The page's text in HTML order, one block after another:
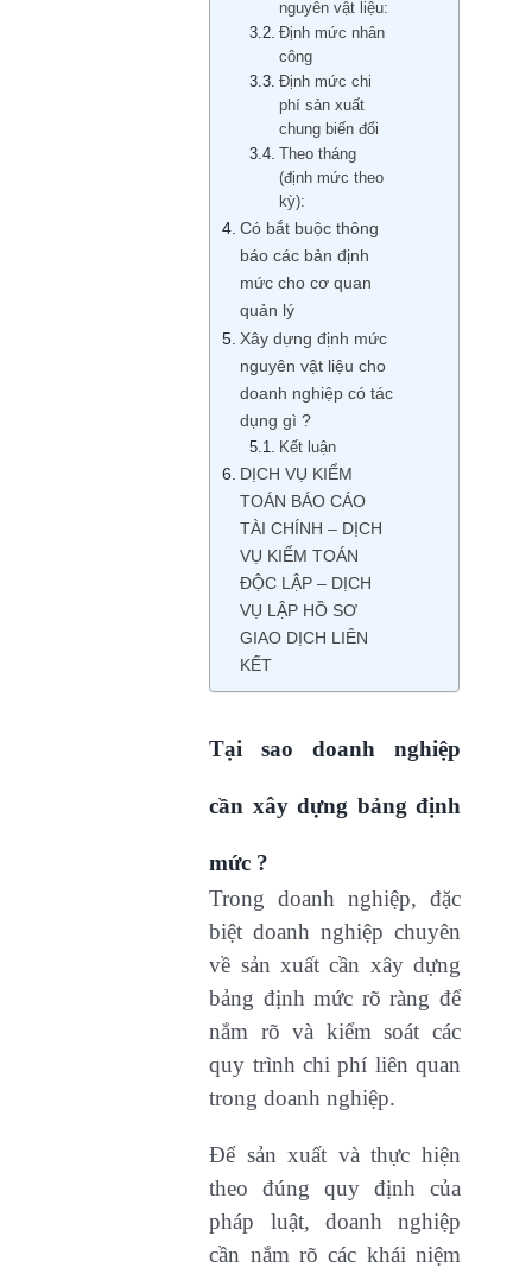
nguyên vật liệu:
Định mức nhân
công
Định mức chi
phí sản xuất
chung biến đổi
Theo tháng
(định mức theo
kỳ):
Có bắt buộc thông
báo các bản định
mức cho cơ quan
quản lý
Xây dựng định mức
nguyên vật liệu cho
doanh nghiệp có tác
dụng gì ?
Kết luận
DỊCH VỤ KIỂM
TOÁN BÁO CÁO
TÀI CHÍNH – DỊCH
VỤ KIỂM TOÁN
ĐỘC LẬP – DỊCH
VỤ LẬP HỒ SƠ
GIAO DỊCH LIÊN
KẾT
Tại sao doanh nghiệp
cần xây dựng bảng định
mức ?
Trong doanh nghiệp, đặc
biệt doanh nghiệp chuyên
về sản xuất cần xây dựng
bảng định mức rõ ràng để
nắm rõ và kiểm soát các
quy trình chi phí liên quan
trong doanh nghiệp.
Để sản xuất và thực hiện
theo đúng quy định của
pháp luật, doanh nghiệp
cần nắm rõ các khái niệm